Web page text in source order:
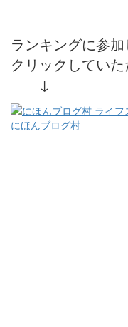
ランキングに参加
クリックしていた
↓
にほんブログ村